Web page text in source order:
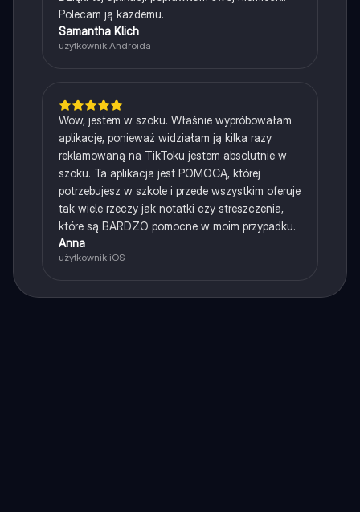
Polecam ją każdemu.
Samantha Klich
użytkownik Androida
Wow, jestem w szoku. Właśnie wypróbowałam
aplikację, ponieważ widziałam ją kilka razy
reklamowaną na TikToku jestem absolutnie w
szoku. Ta aplikacja jest POMOCĄ, której
potrzebujesz w szkole i przede wszystkim oferuje
tak wiele rzeczy jak notatki czy streszczenia,
które są BARDZO pomocne w moim przypadku.
Anna
użytkownik iOS